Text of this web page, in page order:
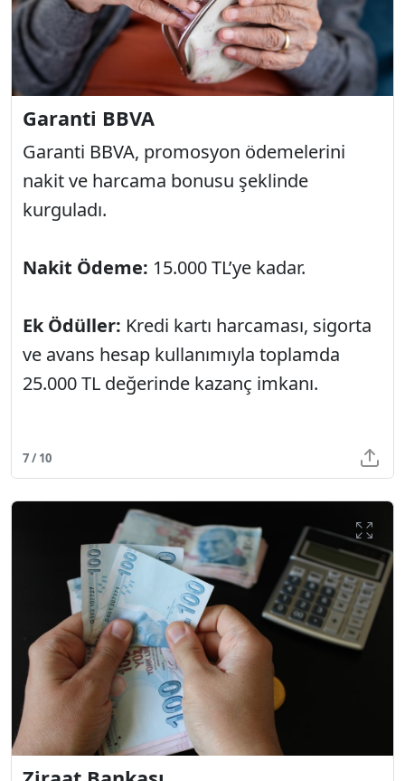
Garanti BBVA
Garanti BBVA, promosyon ödemelerini
nakit ve harcama bonusu şeklinde
kurguladı.
Nakit Ödeme: 15.000 TL’ye kadar.
Ek Ödüller: Kredi kartı harcaması, sigorta
ve avans hesap kullanımıyla toplamda
25.000 TL değerinde kazanç imkanı.
7 / 10